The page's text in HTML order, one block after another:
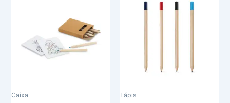
Caixa Lápis